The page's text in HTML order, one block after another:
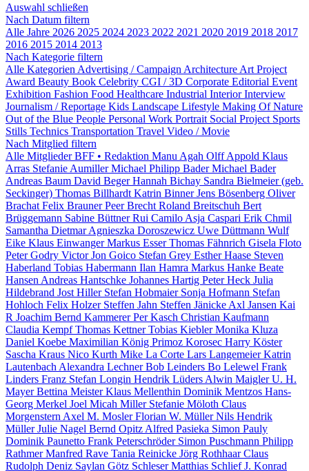
Auswahl schließen
Nach Datum filtern
Alle Jahre 2026 2025 2024 2023 2022 2021 2020 2019 2018 2017
2016 2015 2014 2013
Nach Kategorie filtern
Alle Kategorien Advertising / Campaign Architecture Art Project
Award Beauty Book Celebrity CGI / 3D Corporate Editorial Event
Exhibition Fashion Food Healthcare Industrial InteriorInterview
Journalism / Reportage Kids Landscape Lifestyle Making OfNature
Out of the Blue People Personal Work Portrait Social Project Sports
Stills Technics Transportation Travel Video / Movie
Nach Mitglied filtern
Alle MitgliederBFF • Redaktion Manu Agah Olff Appold Klaus
Arras Stefanie AumillerMichael Philipp BaderMichael Bader
Andreas Baum David BegerHannah Bichay Sandra Bielmeier (geb.
Seckinger) Thomas Billhardt Katrin BinnerJens Bösenberg Oliver
Brachat Felix BraunerPeer Brecht Roland Breitschuh Bert
Brüggemann Sabine BüttnerRui Camilo Asja Caspari Erik Chmil
Samantha DietmarAgnieszka Doroszewicz Uwe Düttmann Wulf
Eike Klaus EinwangerMarkus EsserThomas Fähnrich Gisela Floto
Peter Godry Victor Jon Goico Stefan Grey Esther Haase Steven
Haberland Tobias Habermann Ilan Hamra Markus Hanke Beate
Hansen Andreas Hantschke Johannes Hartig Peter Heck Julia
Hildebrand Jost Hiller Stefan Hobmaier Sonja Hofmann Stefan
Hohloch Felix Holzer Steffen Jahn Steffen Jänicke Axl Jansen Kai
R Joachim Bernd KammererPer Kasch Christian Kaufmann
Claudia KempfThomas KettnerTobias KieblerMonika Kluza
Daniel Koebe Maximilian König Primoz Korosec Harry Köster
Sascha Kraus Nico Kurth Mike La Corte Lars LangemeierKatrin
Lautenbach Alexandra LechnerBob Leinders Bo Lelewel Frank
Linders Franz Stefan Longin Hendrik Lüders Alwin MaiglerU. H.
MayerBettina MeisterKlaus Mellenthin Dominik Mentzos Hans-
Georg Merkel Joel Micah Miller Stefanie Möloth Claus
Morgenstern Axel M. MoslerFlorian W. MüllerNils Hendrik
MüllerJulie Nagel Bernd Opitz Alfred Pasieka Simon Pauly
Dominik Paunetto Frank Peterschröder Simon Puschmann Philipp
RathmerManfred Rave Tania Reinicke Jörg RothhaarClaus
Rudolph Deniz Saylan Götz SchleserMatthias SchliefJ. Konrad